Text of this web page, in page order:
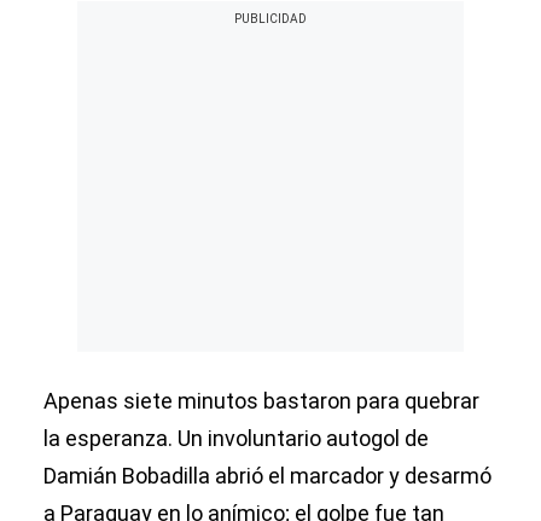
Apenas siete minutos bastaron para quebrar
la esperanza. Un involuntario autogol de
Damián Bobadilla abrió el marcador y desarmó
a Paraguay en lo anímico; el golpe fue tan